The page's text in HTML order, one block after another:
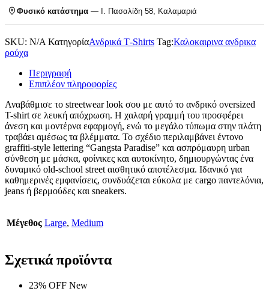
Φυσικό κατάστημα — Ι. Πασαλίδη 58, Καλαμαριά
SKU: N/A ΚατηγορίαΑνδρικά T‑Shirts Tag:Καλοκαιρινα ανδρικα
ρούχα
Περιγραφή
Επιπλέον πληροφορίες
Αναβάθμισε το streetwear look σου με αυτό το ανδρικό oversized
T-shirt σε λευκή απόχρωση. Η χαλαρή γραμμή του προσφέρει
άνεση και μοντέρνα εφαρμογή, ενώ το μεγάλο τύπωμα στην πλάτη
τραβάει αμέσως τα βλέμματα. Το σχέδιο περιλαμβάνει έντονο
graffiti-style lettering “Gangsta Paradise” και ασπρόμαυρη urban
σύνθεση με μάσκα, φοίνικες και αυτοκίνητο, δημιουργώντας ένα
δυναμικό old-school street αισθητικό αποτέλεσμα. Ιδανικό για
καθημερινές εμφανίσεις, συνδυάζεται εύκολα με cargo παντελόνια,
jeans ή βερμούδες και sneakers.
Μέγεθος Large, Medium
Σχετικά προϊόντα
23% OFF New